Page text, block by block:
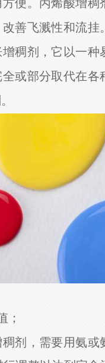
方便。丙烯酸增稠
善飞溅性和流挂
稠剂，它以一种
或部分取代在各
；
剂
，需要用氨